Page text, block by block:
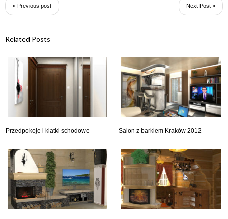
« Previous post Next Post »
Related Posts
Przedpokoje i klatki schodowe Salon z barkiem Kraków 2012